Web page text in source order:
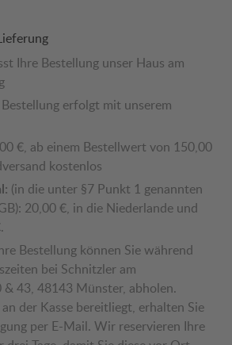
Ihre Bestellung unser Haus am
erfolgt mit unserem
€, ab einem Bestellwert von 150,00
kostenlos
(in die unter §7 Punkt 1 genannten
20,00 €, in die Niederlande und
Bestellung können Sie während
bei Schnitzler am
43, 48143 Münster, abholen.
der Kasse bereitliegt, erhalten Sie
per E-Mail. Wir reservieren Ihre